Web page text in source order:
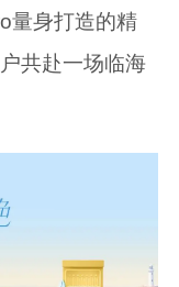
量身打造的精
共赴一场临海